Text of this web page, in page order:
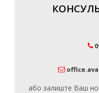
або залиште Ваш